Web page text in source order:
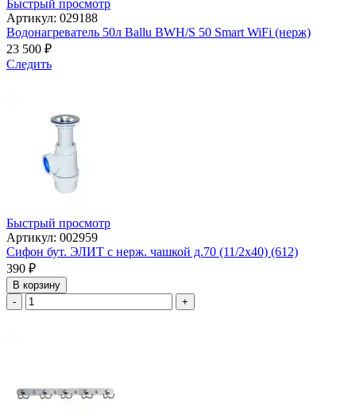
Быстрый просмотр
Артикул: 029188
Водонагреватель 50л Ballu BWH/S 50 Smart WiFi (нерж)
23 500 ₽
Следить
Быстрый просмотр
Артикул: 002959
Сифон бут. ЭЛИТ с нерж. чашкой д.70 (11/2х40) (612)
390 ₽
В корзину
-
+